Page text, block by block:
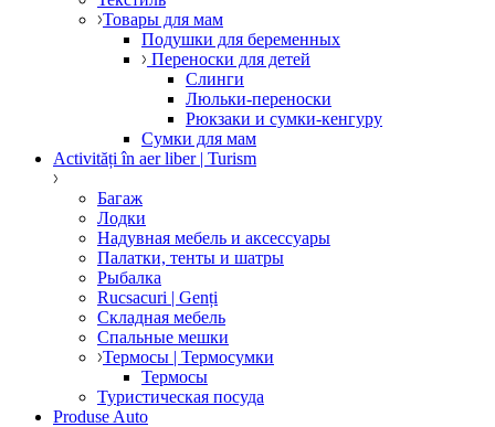
Товары для мам
Подушки для беременных
Переноски для детей
Слинги
Люльки-переноски
Рюкзаки и сумки-кенгуру
Сумки для мам
Activități în aer liber | Turism
Багаж
Лодки
Надувная мебель и аксессуары
Палатки, тенты и шатры
Рыбалка
Rucsacuri | Genți
Складная мебель
Спальные мешки
Термосы | Термосумки
Термосы
Туристическая посуда
Produse Auto